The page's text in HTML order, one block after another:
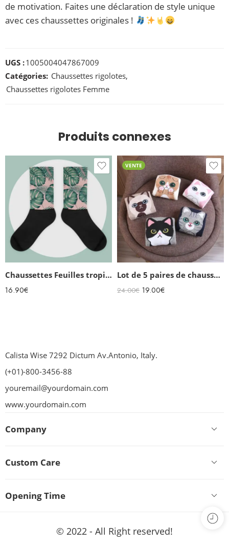
de motivation. Faites une déclaration de style unique
avec ces chaussettes originales !
UGS :1005004047867009
Catégories: Chaussettes rigolotes,
Chaussettes rigolotes Femme
Produits connexes
Chaussettes Feuilles tropicales
16.90€
VENTE
Lot de 5 paires de chaussettes rigolotes femme Chatons
24.00€ 19.00€
Calista Wise 7292 Dictum Av.Antonio, Italy.
(+01)-800-3456-88
youremail@yourdomain.com
www.yourdomain.com
Company
Custom Care
Opening Time
© 2022 - All Right reserved!